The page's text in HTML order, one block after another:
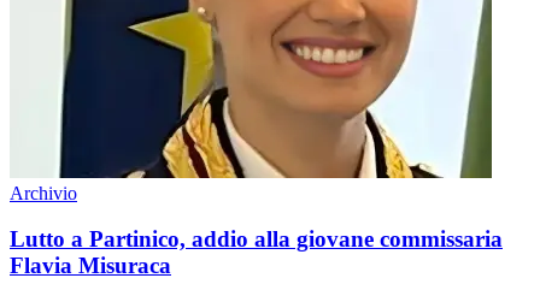
Archivio
Lutto a Partinico, addio alla giovane commissaria
Flavia Misuraca